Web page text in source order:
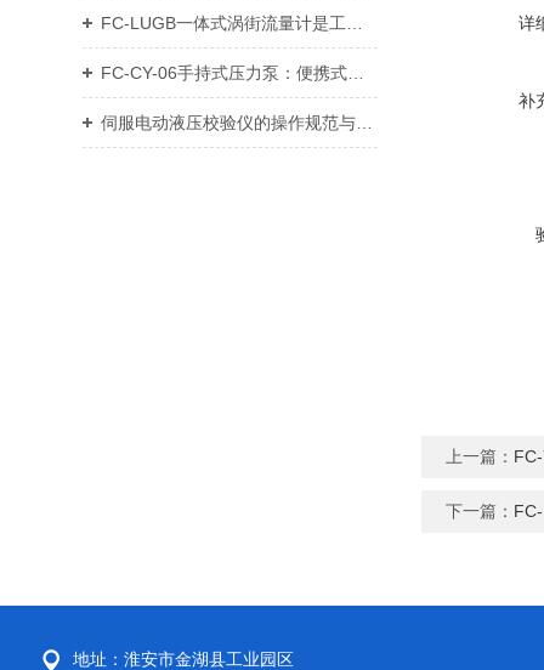
FC-CY-06手持式压力泵：便携式压力校验与调试的理想选择
伺服电动液压校验仪的操作规范与安全风险预警
详
补
上一篇：
下一篇：
地址：淮安市金湖县工业园区